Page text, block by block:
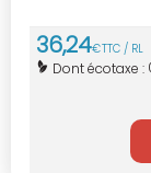
36,24€TTC / RL
Dont écotaxe :